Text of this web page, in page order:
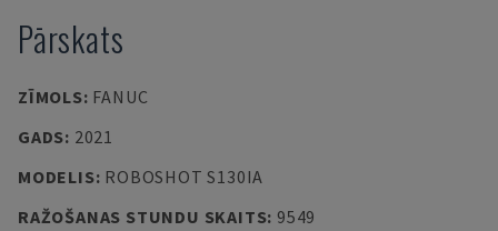
Pārskats
ZĪMOLS: FANUC
GADS: 2021
MODELIS: ROBOSHOT S130IA
RAŽOŠANAS STUNDU SKAITS: 9549